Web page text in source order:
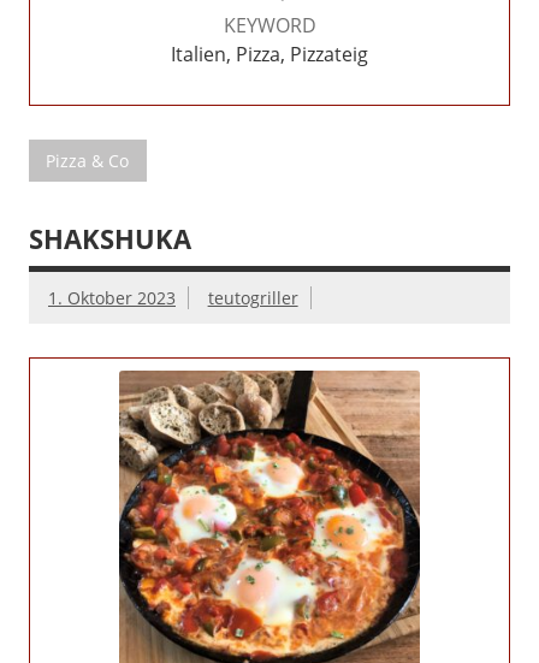
KEYWORD
Italien, Pizza, Pizzateig
Pizza & Co
SHAKSHUKA
1. Oktober 2023 teutogriller